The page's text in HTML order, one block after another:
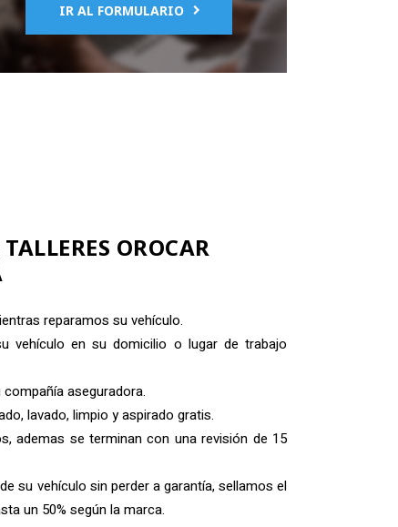
IR AL FORMULARIO
OROCAR
reparamos su vehículo.
vehículo en su domicilio o lugar de trabajo
aseguradora.
lavado, limpio y aspirado gratis.
ademas se terminan con una revisión de 15
su vehículo sin perder a garantía, sellamos el
un 50% según la marca.